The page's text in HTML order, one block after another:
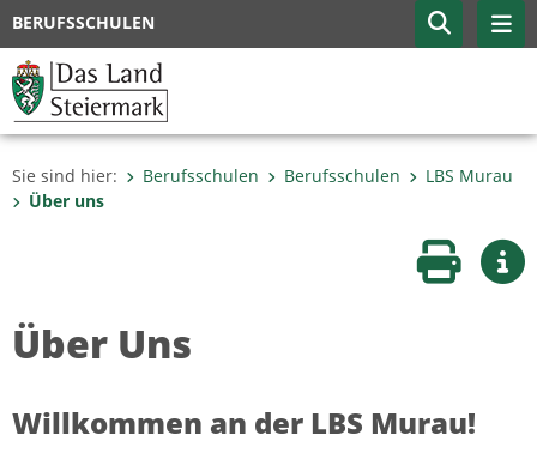
BERUFSSCHULEN
Sie sind hier: Berufsschulen Berufsschulen
LBS Murau
Über uns
Seite
Über Uns
Willkommen an der LBS Murau!